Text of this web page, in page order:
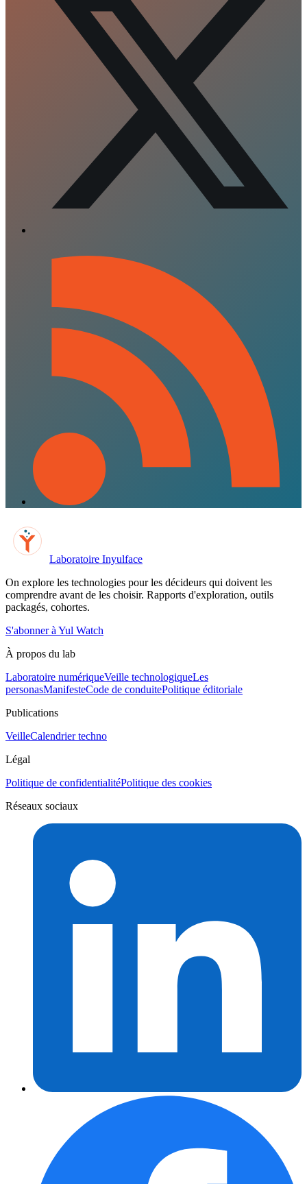
Laboratoire Inyulface
On explore les technologies pour les décideurs qui doivent les
comprendre avant de les choisir. Rapports d'exploration, outils
packagés, cohortes.
S'abonner à Yul Watch
À propos du lab
Laboratoire numériqueVeille technologiqueLes
personasManifesteCode de conduitePolitique éditoriale
Publications
VeilleCalendrier techno
Légal
Politique de confidentialitéPolitique des cookies
Réseaux sociaux